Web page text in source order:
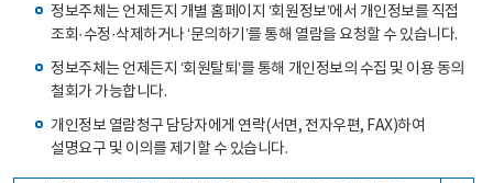
정보주체는 언제든지 개별 홈페이지 ‘회원정보’에서 개인정보를 직접
조회·수정·삭제하거나 ‘문의하기’를 통해 열람을 요청할 수 있습니다.
정보주체는 언제든지 ‘회원탈퇴’를 통해 개인정보의 수집 및 이용 동의
철회가 가능합니다.
개인정보 열람청구 담당자에게 연락(서면, 전자우편, FAX)하여
설명요구 및 이의를 제기할 수 있습니다.